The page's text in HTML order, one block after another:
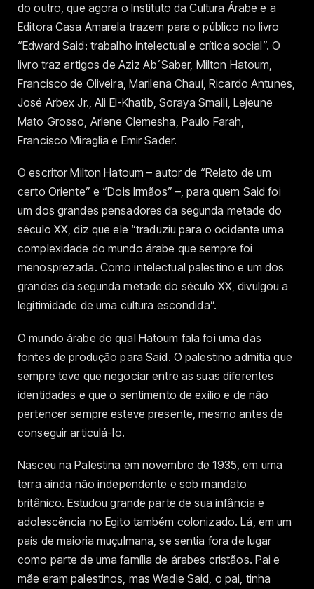
do outro, que agora o Instituto da Cultura Árabe e a
Editora Casa Amarela trazem para o público no livro
“Edward Said: trabalho intelectual e crítica social”. O
livro traz artigos de Aziz Ab´Saber, Milton Hatoum,
Francisco de Oliveira, Marilena Chauí, Ricardo Antunes,
José Arbex Jr., Ali El-Khatib, Soraya Smaili, Lejeune
Mato Grosso, Arlene Clemesha, Paulo Farah,
Francisco Miraglia e Emir Sader.
O escritor Milton Hatoum – autor de “Relato de um
certo Oriente” e “Dois Irmãos” –, para quem Said foi
um dos grandes pensadores da segunda metade do
século XX, diz que ele “traduziu para o ocidente uma
complexidade do mundo árabe que sempre foi
menosprezada. Como intelectual palestino e um dos
grandes da segunda metade do século XX, divulgou a
legitimidade de uma cultura escondida”.
O mundo árabe do qual Hatoum fala foi uma das
fontes de produção para Said. O palestino admitia que
sempre teve que negociar entre as suas diferentes
identidades e que o sentimento de exílio e de não
pertencer sempre esteve presente, mesmo antes de
conseguir articulá-lo.
Nasceu na Palestina em novembro de 1935, em uma
terra ainda não independente e sob mandato
britânico. Estudou grande parte de sua infância e
adolescência no Egito também colonizado. Lá, em um
país de maioria muçulmana, se sentia fora de lugar
como parte de uma família de árabes cristãos. Pai e
mãe eram palestinos, mas Wadie Said, o pai, tinha